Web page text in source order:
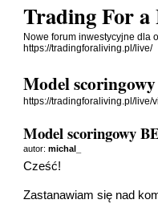
Trading For
Nowe forum inwestycyjne dla
https://tradingforaliving.pl/live/
Model
https://tradingforaliving.pl/live/
Model scoringowy
autor:michal_
Cześć!
Zastanawiam się nad